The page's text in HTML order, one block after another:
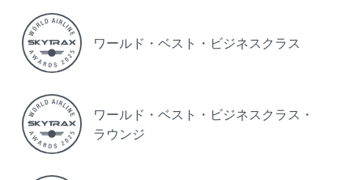
ワールド・ベスト・ビジネスクラス
ワールド・ベスト・ビジネスクラス・
ラウンジ